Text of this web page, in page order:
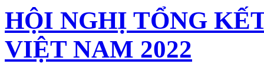
HỘI NGHỊ TỔNG
VIỆT NAM 2022